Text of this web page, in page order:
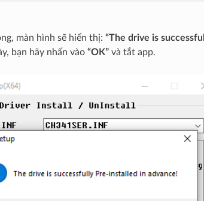
màn hình sẽ hiển thị: “The drive is
bạn hãy nhấn vào “OK”và tắt app.